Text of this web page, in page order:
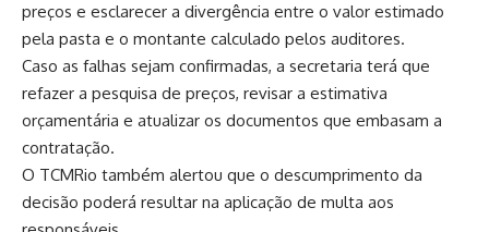
preços e esclarecer a divergência entre o valor estimado
pela pasta e o montante calculado pelos auditores.
Caso as falhas sejam confirmadas, a secretaria terá que
refazer a pesquisa de preços, revisar a estimativa
orçamentária e atualizar os documentos que embasam a
contratação.
O TCMRio também alertou que o descumprimento da
decisão poderá resultar na aplicação de multa aos